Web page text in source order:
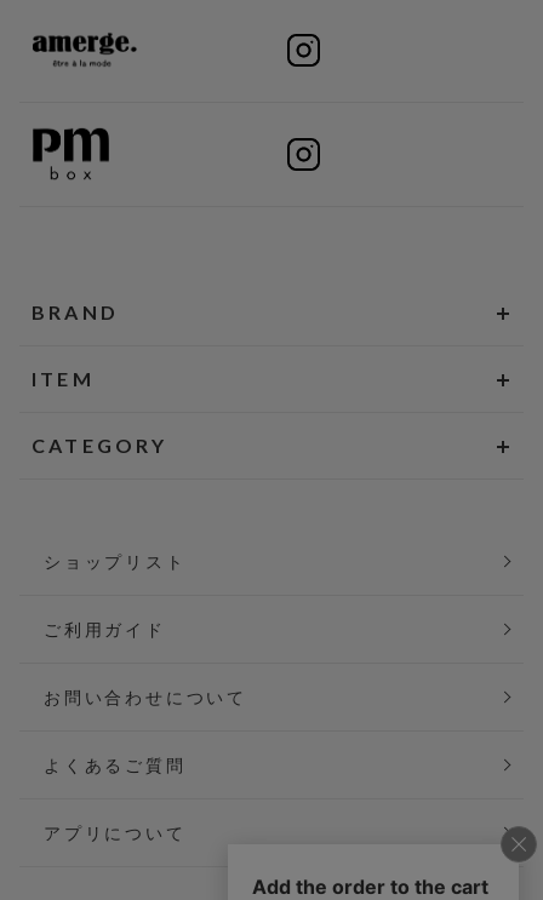
BRAND
ITEM
CATEGORY
ショップリスト
ご利用ガイド
お問い合わせについて
よくあるご質問
アプリについて